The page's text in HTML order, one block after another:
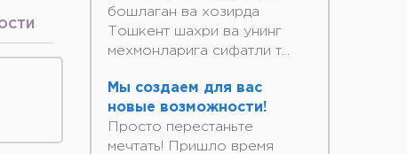
бошлаган ва хозирда
Тошкент шахри ва унинг
мехмонларига сифатли т...
Мы создаем для вас
новые возможности!
Просто перестаньте
мечтать! Пришло время